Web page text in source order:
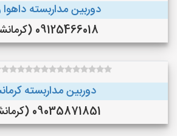
دوربین مداربسته
09125466018 (کرمانشاه )
دوربین مداربسته
09035871851 (کرمانشاه )